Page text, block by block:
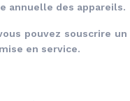
annuelle des appareils.
pouvez souscrire un
en service.